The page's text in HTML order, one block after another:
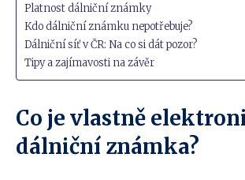
Platnost dálniční známky
Kdo dálniční známku nepotřebuje?
Dálniční síť v ČR: Na co si dát pozor?
Tipy a zajímavosti na závěr
Co je vlastně
dálniční známka?